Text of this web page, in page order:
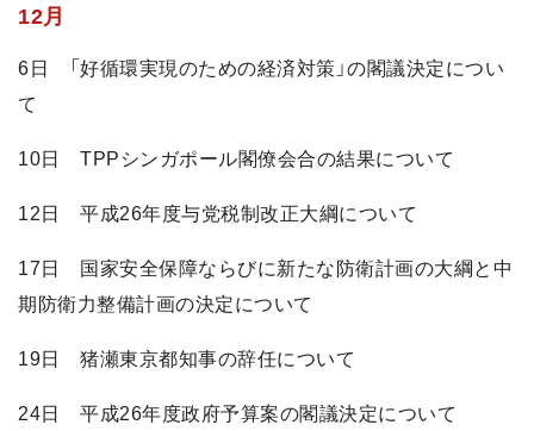
12月
6日 「好循環実現のための経済対策」の閣議決定につい
て
10日 TPPシンガポール閣僚会合の結果について
12日 平成26年度与党税制改正大綱について
17日 国家安全保障ならびに新たな防衛計画の大綱と中
期防衛力整備計画の決定について
19日 猪瀬東京都知事の辞任について
24日 平成26年度政府予算案の閣議決定について